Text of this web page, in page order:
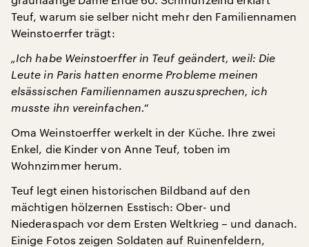
Teuf, warum sie selber nicht mehr den Familiennamen
Weinstoerrfer trägt:
„Ich habe Weinstoerffer in Teuf geändert, weil: Die
Leute in Paris hatten enorme Probleme meinen
elsässischen Familiennamen auszusprechen, ich
musste ihn vereinfachen.“
Oma Weinstoerffer werkelt in der Küche. Ihre zwei
Enkel, die Kinder von Anne Teuf, toben im
Wohnzimmer herum.
Teuf legt einen historischen Bildband auf den
mächtigen hölzernen Esstisch: Ober- und
Niederaspach vor dem Ersten Weltkrieg – und danach.
Einige Fotos zeigen Soldaten auf Ruinenfeldern,